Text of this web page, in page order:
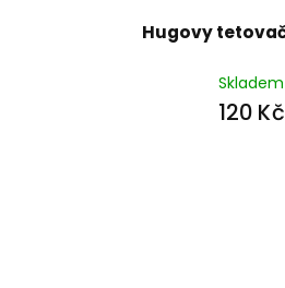
Hugovy
Skladem
120 Kč